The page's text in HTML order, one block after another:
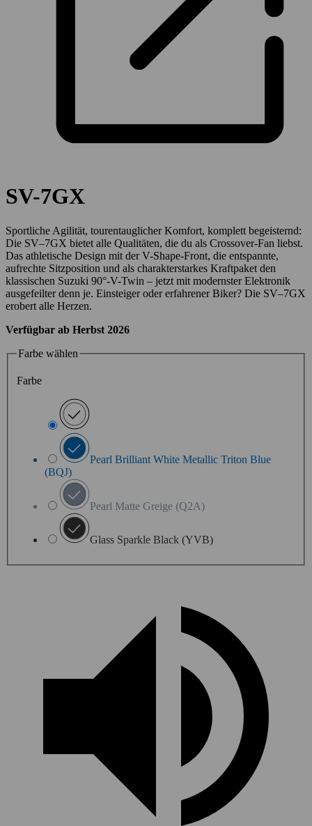
SV-7GX
Sportliche Agilität, tourentauglicher Komfort, komplett begeisternd:
Die SV–7GX bietet alle Qualitäten, die du als Crossover-Fan liebst.
Das athletische Design mit der V-Shape-Front, die entspannte,
aufrechte Sitzposition und als charakterstarkes Kraftpaket den
klassischen Suzuki 90°-V-Twin – jetzt mit modernster Elektronik
ausgefeilter denn je. Einsteiger oder erfahrener Biker? Die SV–7GX
erobert alle Herzen.
Verfügbar ab Herbst 2026
Farbe wählen
Farbe
Pearl Brilliant White Metallic Triton Blue
(BQJ)
Pearl Matte Greige (Q2A)
Glass Sparkle Black (YVB)